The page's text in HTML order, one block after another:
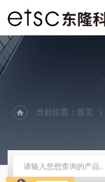
当前位置：首页